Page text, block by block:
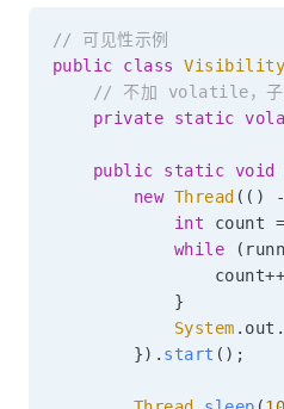
// 可见性示例
public
class
// 不加 volatile，子
private
static
public static void
new Thread ( ( )
int count =
while
(
                count
++
}
System . out .
}) . start ( ) ;